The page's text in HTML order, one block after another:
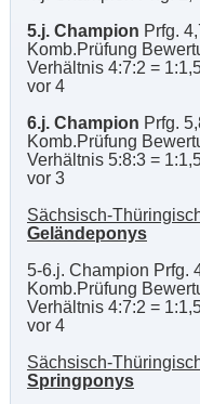
5.j. Champion Prfg.
Komb.Prüfung
Verhältnis 4:7:2 =
vor 4
6.j. Champion Prfg.
Komb.Prüfung
Verhältnis 5:8:3 =
vor 3
Sächsisch-
Geländeponys
5-6.j. Champion Prfg.
Komb.Prüfung
Verhältnis 4:7:2 =
vor 4
Sächsisch-
Springponys